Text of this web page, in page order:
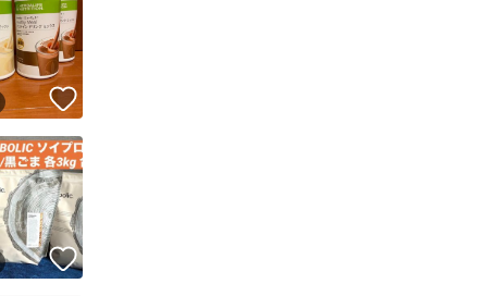
いいね！